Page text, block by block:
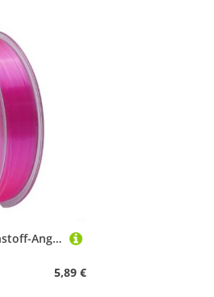
RichVibe Fluorkohlenstoff-Angelschnur mit Kohlefaser-Vorfach, weiche, transparente Schnur bietet verbesserte Festigkeit und reibungslose Handhabung, für alle Angeltechniken, 8 - 0,5 mm, 15,6 kg, Rosa
5,89 €